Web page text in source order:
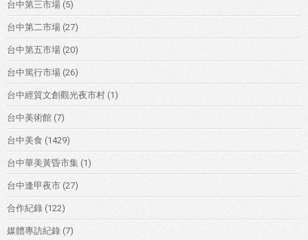
台中第三市場 (5)
台中第二市場 (27)
台中第五市場 (20)
台中篤行市場 (26)
台中經貿文創觀光夜市村 (1)
台中美術館 (7)
台中美食 (1429)
台中華美黃昏市集 (1)
台中逢甲夜市 (27)
合作紀錄 (122)
媒體專訪紀錄 (7)